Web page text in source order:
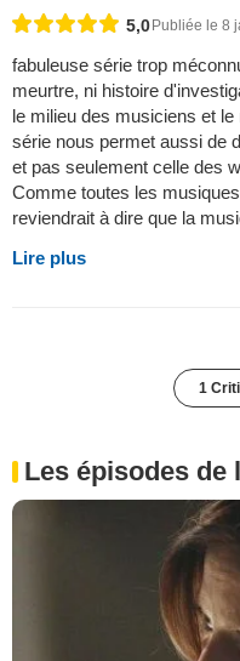
5,0Publiée le 8
fabuleuse série trop
meurtre, ni histoire
le milieu des musiciens et
série nous permet aussi de
et pas seulement celle des
Comme toutes les
reviendrait à dire que la
Lire plus
1
Les épisodes de